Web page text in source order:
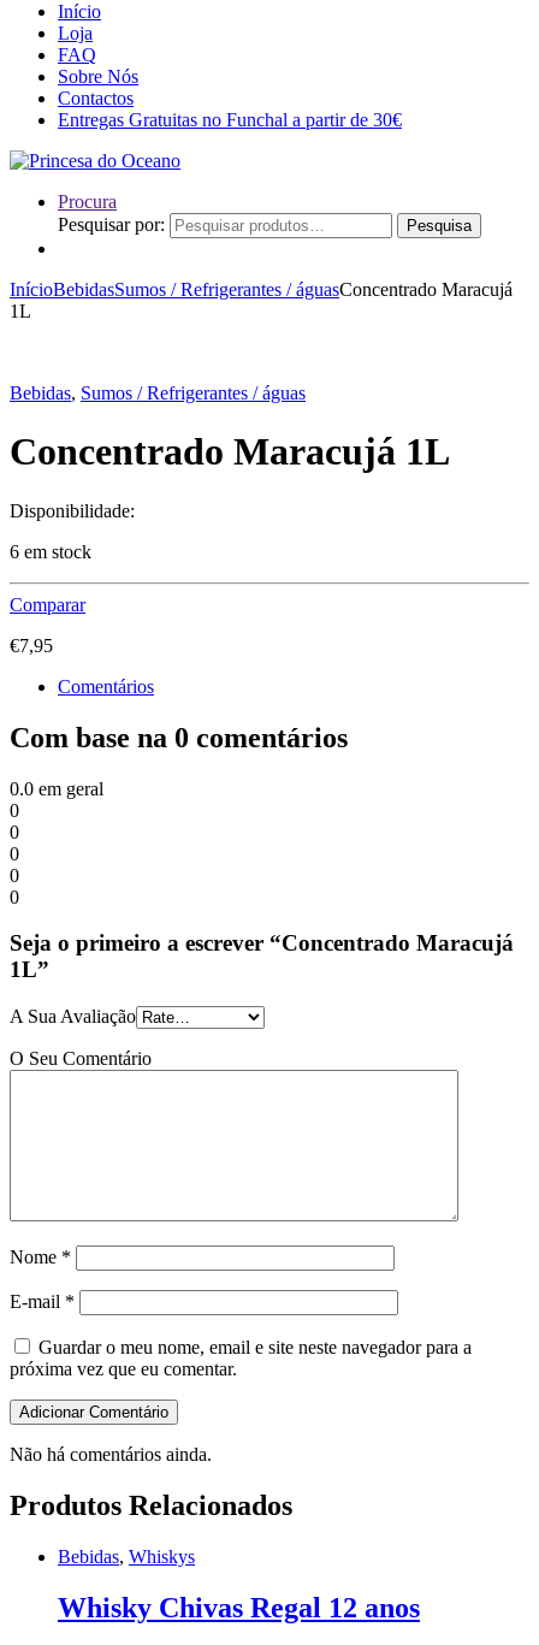
Início
Loja
FAQ
Sobre Nós
Contactos
Entregas Gratuitas no Funchal a partir de 30€
Procura
Pesquisar por:
Pesquisa
InícioBebidasSumos / Refrigerantes / águasConcentrado Maracujá
1L
Bebidas, Sumos / Refrigerantes / águas
Concentrado Maracujá 1L
Disponibilidade:
6 em stock
Comparar
€7,95
Comentários
Com base na 0 comentários
0.0 em geral
0
0
0
0
0
Seja o primeiro a escrever “Concentrado Maracujá
1L”
A Sua Avaliação
O Seu Comentário
Nome *
E-mail *
Guardar o meu nome, email e site neste navegador para a
próxima vez que eu comentar.
Não há comentários ainda.
Produtos Relacionados
Bebidas, Whiskys
Whisky Chivas Regal 12 anos